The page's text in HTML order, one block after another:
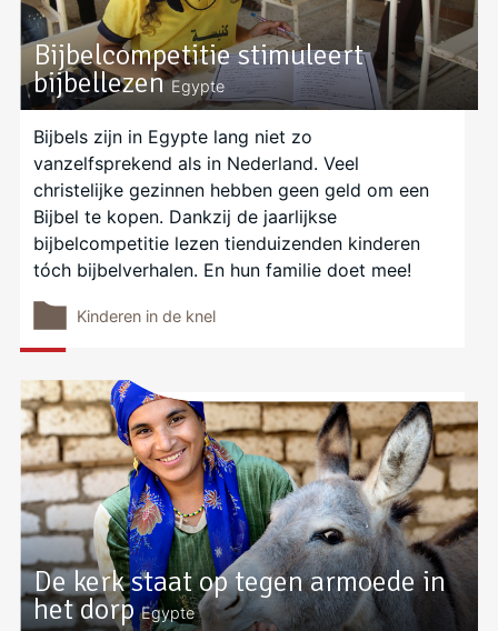
Bijbelcompetitie stimuleert
bijbellezenEgypte
Bijbels zijn in Egypte lang niet zo
vanzelfsprekend als in Nederland. Veel
christelijke gezinnen hebben geen geld om een
Bijbel te kopen. Dankzij de jaarlijkse
bijbelcompetitie lezen tienduizenden kinderen
tóch bijbelverhalen. En hun familie doet mee!
Kinderen in de knel
De kerk staat op tegen armoede in
het dorpEgypte